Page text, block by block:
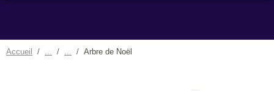
Accueil Arbre de Noël